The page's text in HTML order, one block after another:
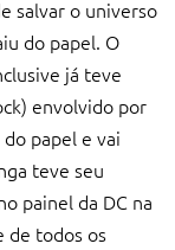
salvar o universo
do papel. O
já teve
envolvido por
papel e vai
teve seu
painel da DC na
de todos os